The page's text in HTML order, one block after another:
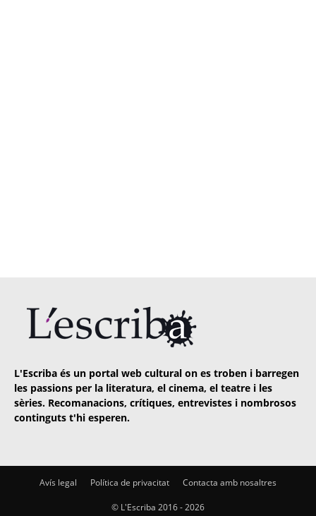
L'Escriba és un portal web cultural on es troben i barregen
les passions per la literatura, el cinema, el teatre i les
sèries. Recomanacions, crítiques, entrevistes i nombrosos
continguts t'hi esperen.
Avís legal Política de privacitat Contacta amb nosaltres
© L'Escriba 2016 -2026